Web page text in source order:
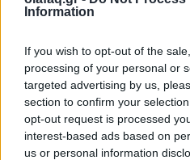
Information
If you wish to opt-out of the
processing of your personal or
targeted advertising by us,
section to confirm your
opt-out request is processed
interest-based ads based on
us or personal information
γενναιόδωρος είσαι. Οι
σημαντικά πιο
περισσότερο από ό,τι οι
συμμετέχοντες»,λέει ο